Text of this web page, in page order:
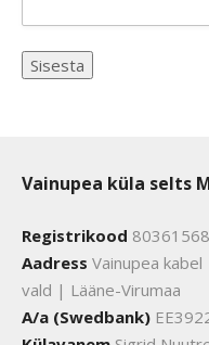
Vainupea küla selts
Registrikood 80361568
Aadress Vainupea
vald | Lääne-Virumaa
A/a (Swedbank)